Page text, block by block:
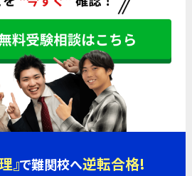
』で難関校へ逆転合格!